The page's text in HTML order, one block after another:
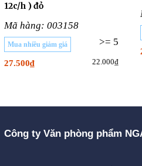
12c/h ) đỏ
Mã hàng: 003158
>= 5
Mua nhiều giảm giá
27.500₫ 22.000₫
Công ty Văn phòng phẩm